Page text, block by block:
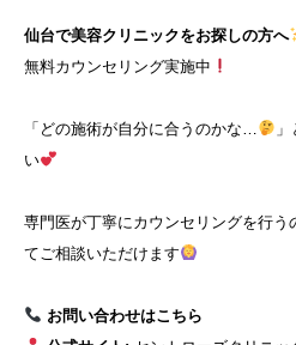
仙台で美容クリニックをお探しの方へ
無料カウンセリング実施中
「どの施術が自分に合うのかな…
い
専門医が丁寧にカウンセリングを行う
てご相談いただけます
お問い合わせはこちら